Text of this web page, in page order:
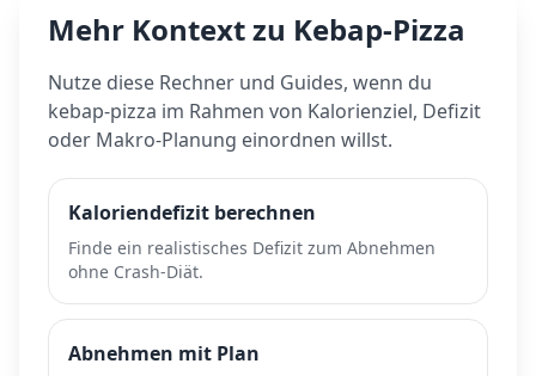
Mehr Kontext zu Kebap-Pizza
Nutze diese Rechner und Guides, wenn du
kebap-pizza im Rahmen von Kalorienziel, Defizit
oder Makro-Planung einordnen willst.
Kaloriendefizit berechnen
Finde ein realistisches Defizit zum Abnehmen
ohne Crash-Diät.
Abnehmen mit Plan